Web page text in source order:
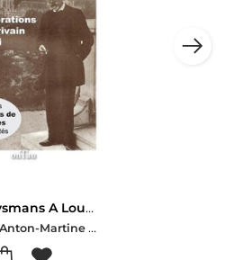
J.-k. Huysmans A Lourdes : Considerations D'un Ecrivain Converti
Frederic Anton-Martine Holtzmann